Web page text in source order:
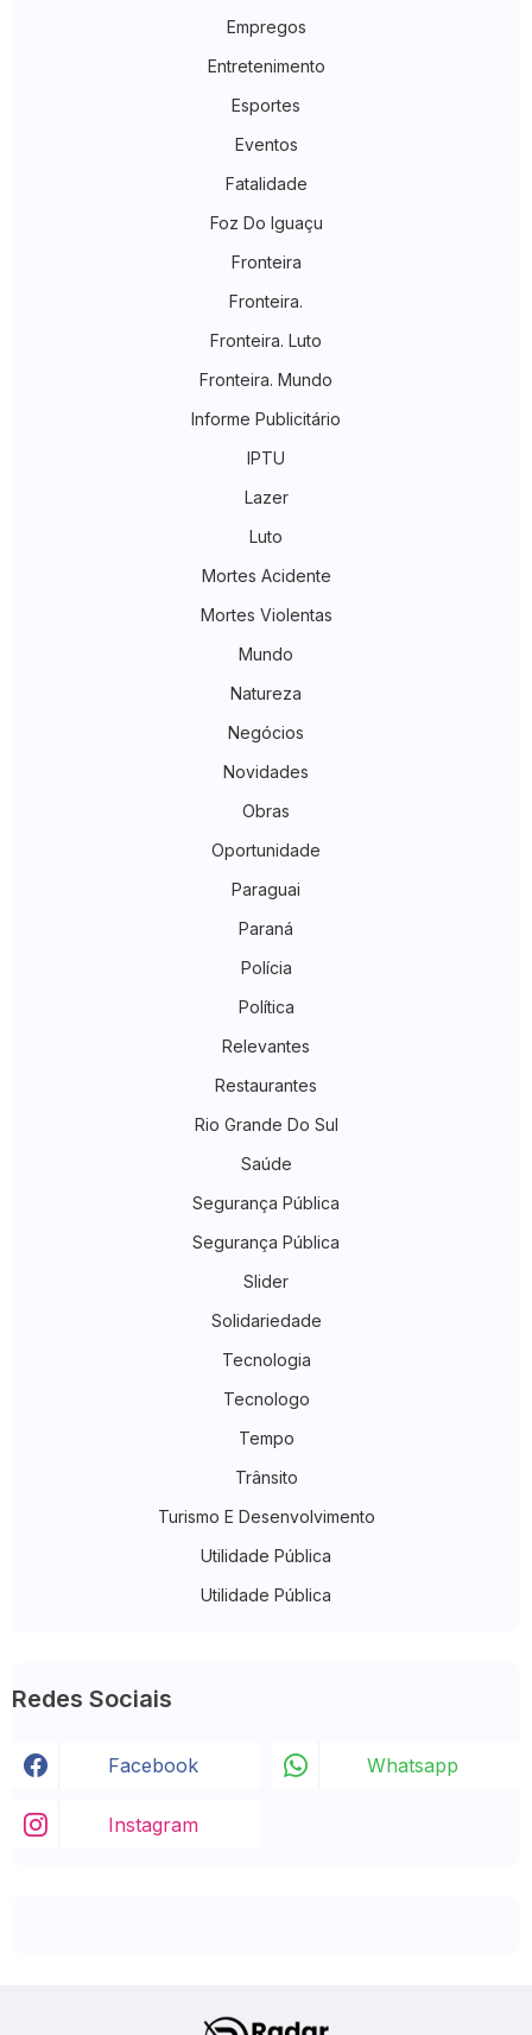
Empregos
Entretenimento
Esportes
Eventos
Fatalidade
Foz Do Iguaçu
Fronteira
Fronteira.
Fronteira. Luto
Fronteira. Mundo
Informe Publicitário
IPTU
Lazer
Luto
Mortes Acidente
Mortes Violentas
Mundo
Natureza
Negócios
Novidades
Obras
Oportunidade
Paraguai
Paraná
Polícia
Política
Relevantes
Restaurantes
Rio Grande Do Sul
Saúde
Segurança Pública
Segurança Pública
Slider
Solidariedade
Tecnologia
Tecnologo
Tempo
Trânsito
Turismo E Desenvolvimento
Utilidade Pública
Utilidade Pública
Redes Sociais
Facebook Whatsapp
Instagram